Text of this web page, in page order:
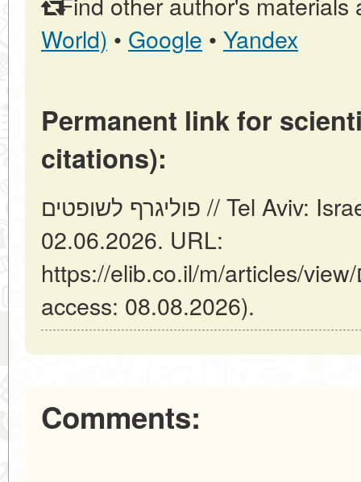
World) • Google • Yandex
Permanent link for
citations):
פוליגרף לשופטים // Tel Aviv: Israel (ELIB.CO.IL). Updated:
02.06.2026. URL:
https://elib.co.il/m/articles/view/פוליגרף-לשופטים (date of
access: 08.08.2026).
Comments: